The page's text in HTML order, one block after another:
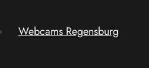
Webcams Regensburg